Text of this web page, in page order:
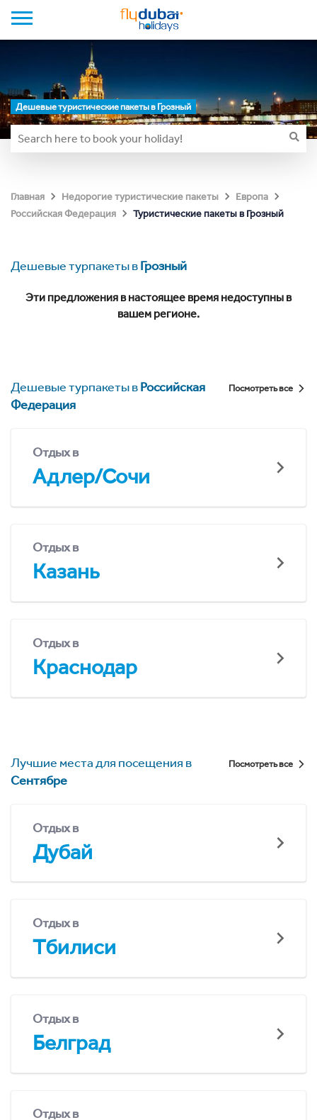
Дешевые туристические пакеты в Грозный
Главная Недорогие туристические пакеты
Европа
Российская Федерация
Туристические пакеты в Грозный
Дешевые турпакеты вГрозный
Эти предложения в настоящее время недоступны в
вашем регионе.
Дешевые турпакеты вРоссийская
Федерация
Посмотреть все
Отдых в
Адлер/Сочи
Отдых в
Казань
Отдых в
Краснодар
Лучшие места для посещения в
Сентябре
Посмотреть все
Отдых в
Дубай
Отдых в
Тбилиси
Отдых в
Белград
Отдых в